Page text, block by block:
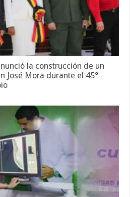
la construcción de un
José Mora durante el 45°